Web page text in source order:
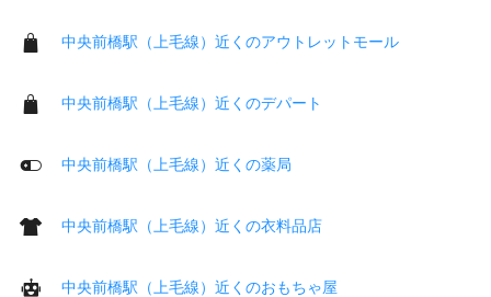
中央前橋駅（上毛線）近くのアウトレットモール
中央前橋駅（上毛線）近くのデパート
中央前橋駅（上毛線）近くの薬局
中央前橋駅（上毛線）近くの衣料品店
中央前橋駅（上毛線）近くのおもちゃ屋